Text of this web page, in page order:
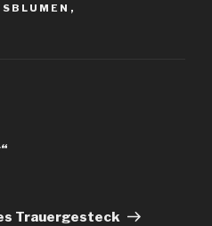
,
Trauergesteck